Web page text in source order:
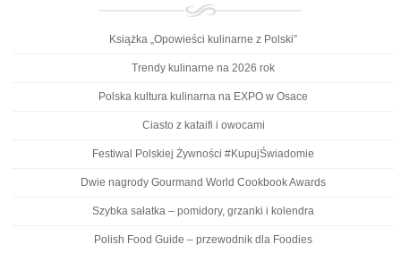
Książka „Opowieści kulinarne z Polski”
Trendy kulinarne na 2026 rok
Polska kultura kulinarna na EXPO w Osace
Ciasto z kataifi i owocami
Festiwal Polskiej Żywności #KupujŚwiadomie
Dwie nagrody Gourmand World Cookbook Awards
Szybka sałatka – pomidory, grzanki i kolendra
Polish Food Guide – przewodnik dla Foodies